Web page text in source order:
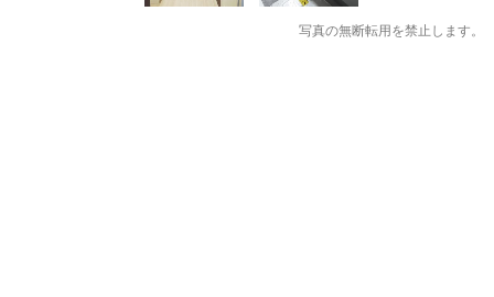
写真の無断転用を禁止します。